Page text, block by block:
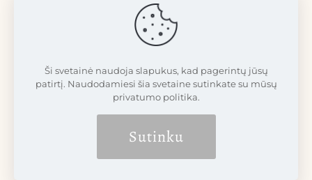
+370 698 77711
info@dvarcenudvaras.lt
© 2008 - 2026 Dvarčėnų dvaras | Visos teisės saugomos LR
Ši svetainė naudoja slapukus, kad pagerintų jūsų
patirtį. Naudodamiesi šia svetaine sutinkate su mūsų
privatumo politika.
Sutinku